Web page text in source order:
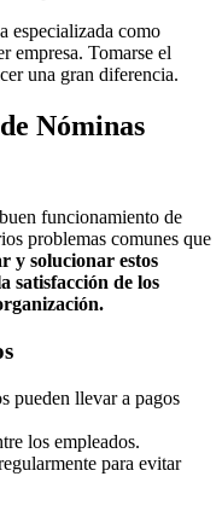
especializada como
empresa. Tomarse el
una gran diferencia.
Nóminas
funcionamiento de
problemas comunes que
y solucionar estos
satisfacción de los
pueden llevar a pagos
los empleados.
para evitar